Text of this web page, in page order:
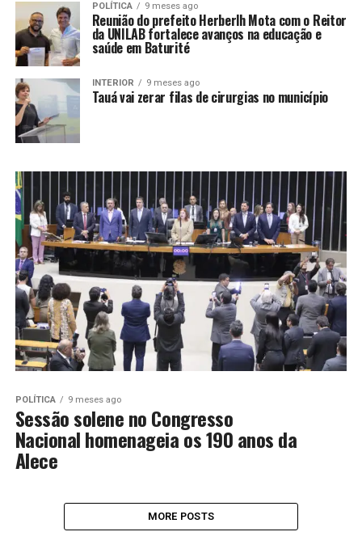
POLÍTICA 9 meses ago
Reunião do prefeito Herberlh Mota com o Reitor
da UNILAB fortalece avanços na educação e
saúde em Baturité
INTERIOR 9 meses ago
Tauá vai zerar filas de cirurgias no município
POLÍTICA 9 meses ago
Sessão solene no Congresso
Nacional homenageia os 190 anos da
Alece
MORE POSTS